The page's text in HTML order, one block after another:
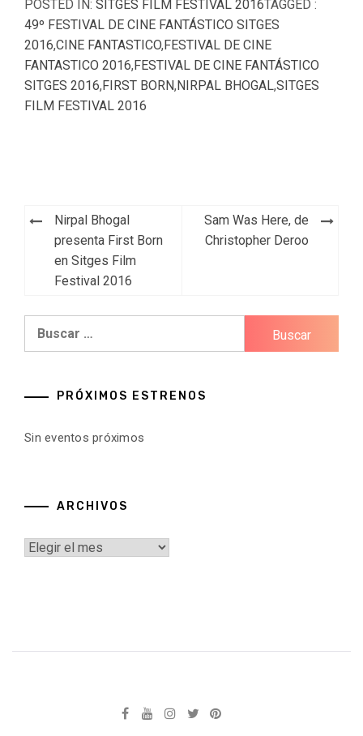
POSTED IN: SITGES FILM FESTIVAL 2016TAGGED :
49º FESTIVAL DE CINE FANTÁSTICO SITGES
2016,CINE FANTASTICO,FESTIVAL DE CINE
FANTASTICO 2016,FESTIVAL DE CINE FANTÁSTICO
SITGES 2016,FIRST BORN,NIRPAL BHOGAL,SITGES
FILM FESTIVAL 2016
Navegación
entradas
Nirpal Bhogal
presenta First Born
en Sitges Film
Festival 2016
Sam Was Here, de
Christopher Deroo
PRÓXIMOS ESTRENOS
Sin eventos próximos
ARCHIVOS
Archivos